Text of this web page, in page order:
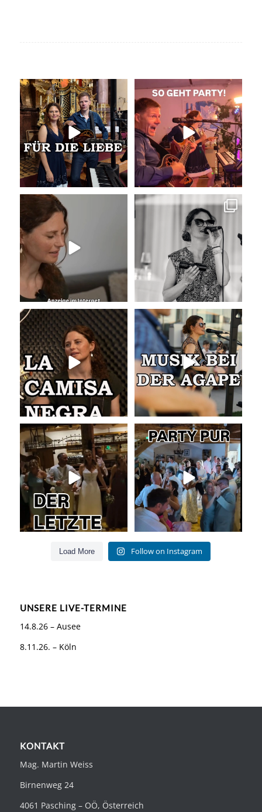
Unser Geheimtipp für die
Trauung
Wir...
26 0
So geht Party!
Was für eine tolle...
34 0
Unser Kennenlernen vor 15
Jahren
Vor 15
34
Sommer, Sonne, Gefühle bei der
Agape!
...
41 0
La Camisa Negra
Wir lieben...
49 0
Musik bei der Agape
Was passiert...
54 4
Abschlusslied der Hochzeit
Was für ein...
53 0
Party pur mit mit den besten Hits
für Jung und Alt...
55 0
Load More Follow on Instagram
UNSERE LIVE-TERMINE
14.8.26 – Ausee
8.11.26. – Köln
KONTAKT
Mag. Martin Weiss
Birnenweg 24
4061 Pasching – OÖ, Österreich